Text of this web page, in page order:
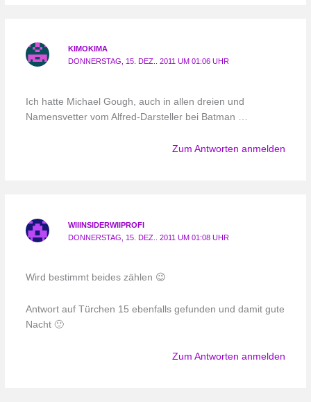
KIMOKIMA
DONNERSTAG, 15. DEZ.. 2011 UM 01:06 UHR
Ich hatte Michael Gough, auch in allen dreien und
Namensvetter vom Alfred-Darsteller bei Batman …
Zum Antworten anmelden
WIIINSIDERWIIPROFI
DONNERSTAG, 15. DEZ.. 2011 UM 01:08 UHR
Wird bestimmt beides zählen 😉
Antwort auf Türchen 15 ebenfalls gefunden und damit gute
Nacht 🙂
Zum Antworten anmelden